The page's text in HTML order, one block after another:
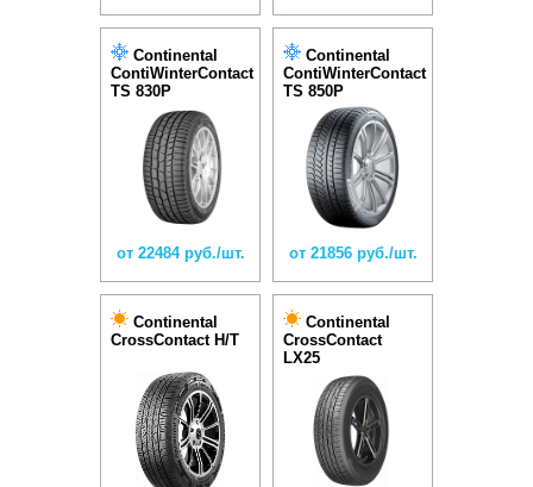
Continental
ContiWinterContact
TS 830P
от 22484 руб./шт.
Continental
ContiWinterContact
TS 850P
от 21856 руб./шт.
Continental
CrossContact H/T
Continental
CrossContact
LX25